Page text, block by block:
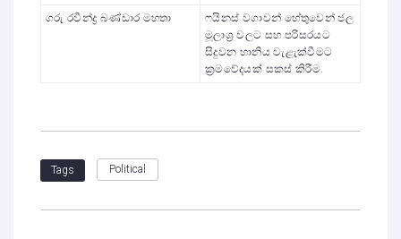
ගරු රවීන්ද්‍ර බණ්ඩාර මහතා
ෆයිනස් වගාවන් හේතුවෙන් ජල
මූලාශ්‍ර වලට සහ පරිසරයට
සිදුවන හානිය වැළැක්වීමට
ක්‍රමවේදයක් සකස් කිරීම.
Tags Political